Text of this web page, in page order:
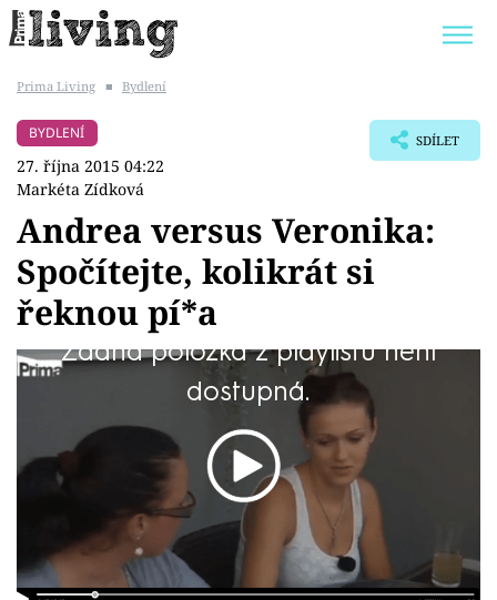
BYDLENÍ SLAVNÝCH
Témata
Bydlení
Design
Sledujte prima+
Přihlášení
Prima Living ■ Bydlení
BYDLENÍ
27. října 2015 04:22
Markéta Zídková
SDÍLET
Andrea versus Veronika:
Spočítejte, kolikrát si
řeknou pí*a
Žádná položka z playlistu není
dostupná.
Tak tohle je síla. Proč si jdou tak po krku?